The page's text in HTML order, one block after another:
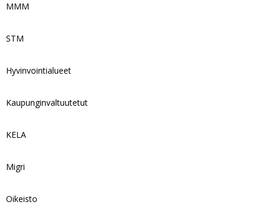
MMM
STM
Hyvinvointialueet
Kaupunginvaltuutetut
KELA
Migri
Oikeisto